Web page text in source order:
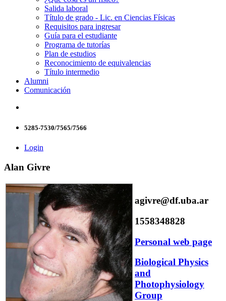
Salida laboral
Título de grado - Lic. en Ciencias Físicas
Requisitos para ingresar
Guía para el estudiante
Programa de tutorías
Plan de estudios
Reconocimiento de equivalencias
Título intermedio
Alumni
Comunicación
5285-7530/7565/7566
Login
Alan Givre
agivre@df.uba.ar
1558348828
Personal web page
Biological Physics
and
Photophysiology
Group